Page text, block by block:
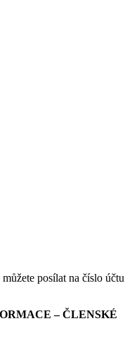
posílat na číslo účtu
– ČLENSKÉ